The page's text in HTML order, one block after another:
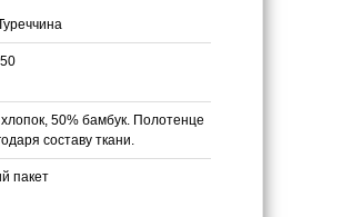
50% бамбук. Полотенце
составу ткани.
пакет